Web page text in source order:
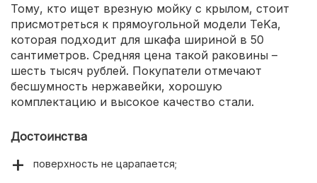
Тому, кто ищет врезную мойку с крылом, стоит
присмотреться к прямоугольной модели TeKa,
которая подходит для шкафа шириной в 50
сантиметров. Средняя цена такой раковины –
шесть тысяч рублей. Покупатели отмечают
бесшумность нержавейки, хорошую
комплектацию и высокое качество стали.
Достоинства
поверхность не царапается;